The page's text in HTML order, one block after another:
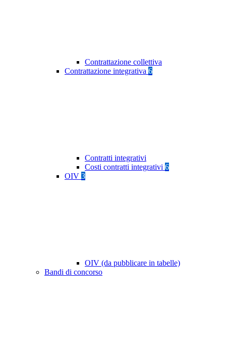
Contrattazione collettiva
Contrattazione integrativa 6
Contratti integrativi
Costi contratti integrativi 6
OIV 3
OIV (da pubblicare in tabelle)
Bandi di concorso